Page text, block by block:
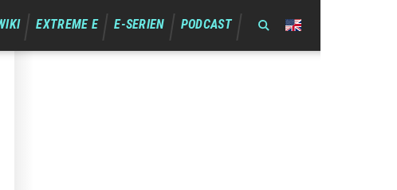
EXTREME E E-SERIEN PODCAST